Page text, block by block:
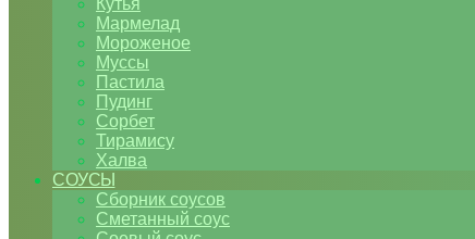
Кутья
Мармелад
Мороженое
Муссы
Пастила
Пудинг
Сорбет
Тирамису
Халва
СОУСЫ
Сборник соусов
Сметанный соус